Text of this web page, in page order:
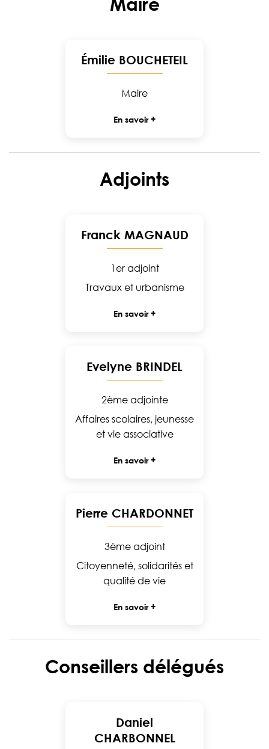
Émilie BOUCHETEIL
Maire
En savoir +
Adjoints
Franck MAGNAUD
1er adjoint
Travaux et urbanisme
En savoir +
Evelyne BRINDEL
2ème adjointe
Affaires scolaires, jeunesse
et vie associative
En savoir +
Pierre CHARDONNET
3ème adjoint
Citoyenneté, solidarités et
qualité de vie
En savoir +
Conseillers délégués
Daniel
CHARBONNEL